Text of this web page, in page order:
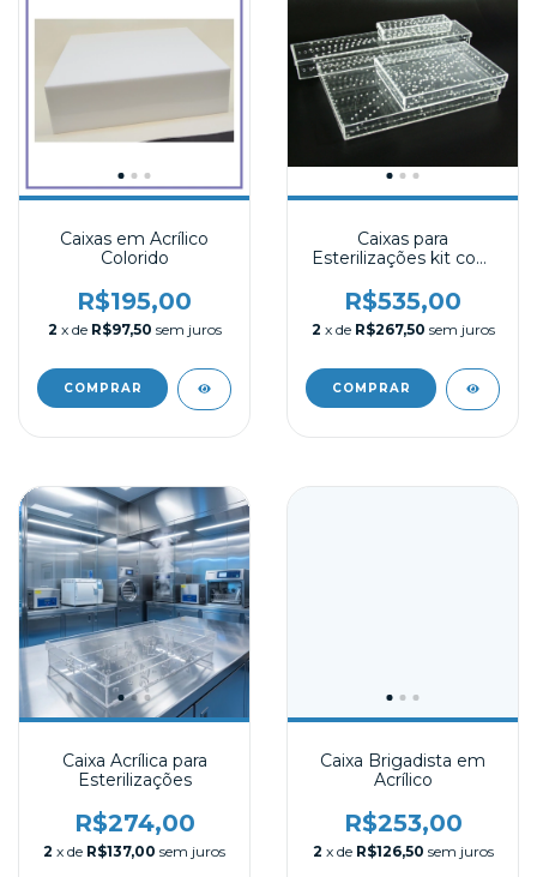
Caixas em Acrílico
Colorido
R$195,00
2 x de R$97,50 sem juros
Caixas para
Esterilizações kit com
R$535,00
2 x de R$267,50 sem juros
Caixa Acrílica para
Esterilizações
R$274,00
2 x de R$137,00 sem juros
Caixa Brigadista em
Acrílico
R$253,00
2 x de R$126,50 sem juros